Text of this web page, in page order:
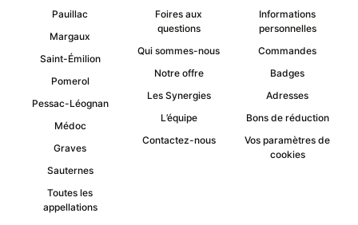
Pauillac
Margaux
Saint-Émilion
Pomerol
Pessac-Léognan
Médoc
Graves
Sauternes
Toutes les
appellations
Foires aux
questions
Qui sommes-nous
Notre offre
Les Synergies
L’équipe
Contactez-nous
Informations
personnelles
Commandes
Badges
Adresses
Bons de réduction
Vos paramètres de
cookies